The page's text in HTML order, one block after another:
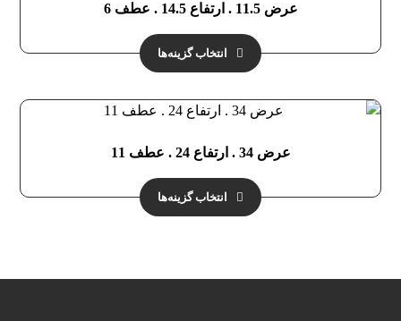
عرض 11.5 . ارتفاع 14.5 . عطف 6
انتخاب گزینه‌ها
عرض 34 . ارتفاع 24 . عطف 11
انتخاب گزینه‌ها